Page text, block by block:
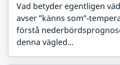
Vad betyder egentligen
avser ”känns som”-
förstå
denna vägled...